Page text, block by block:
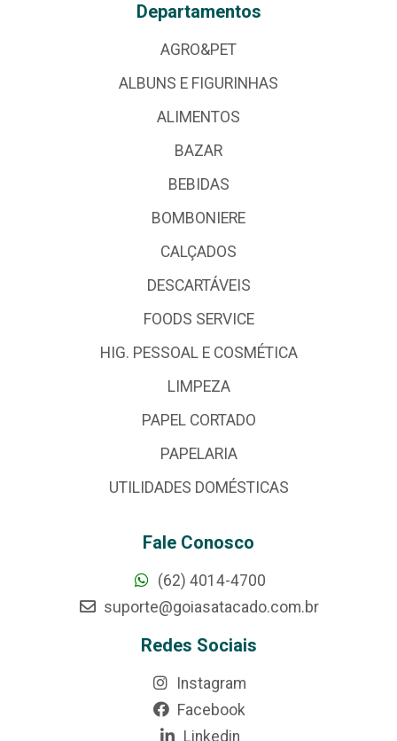
Departamentos
AGRO&PET
ALBUNS E FIGURINHAS
ALIMENTOS
BAZAR
BEBIDAS
BOMBONIERE
CALÇADOS
DESCARTÁVEIS
FOODS SERVICE
HIG. PESSOAL E COSMÉTICA
LIMPEZA
PAPEL CORTADO
PAPELARIA
UTILIDADES DOMÉSTICAS
Fale Conosco
(62) 4014-4700
suporte@goiasatacado.com.br
Redes Sociais
Instagram
Facebook
Linkedin